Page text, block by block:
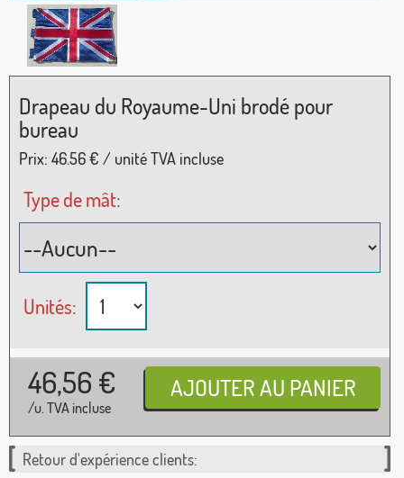
Drapeau du Royaume-Uni brodé pour
bureau
Prix: 46.56€ / unité TVA incluse
Type de mât:
Unités:
46,56 €
/u. TVA incluse
Retour d'expérience clients: